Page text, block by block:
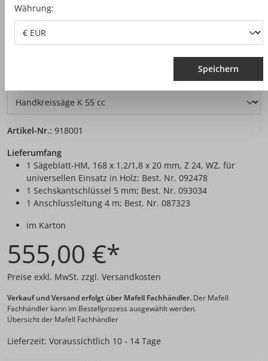
Artikel-Nr.: 918001
Lieferumfang
1 Sägeblatt-HM, 168 x 1,2/1,8 x 20 mm, Z 24, WZ, für
universellen Einsatz in Holz; Best. Nr. 092478
1 Sechskantschlüssel 5 mm; Best. Nr. 093034
1 Anschlussleitung 4 m; Best. Nr. 087323
im Karton
555,00 €*
Preise exkl. MwSt. zzgl. Versandkosten
Verkauf und Versand erfolgt über Mafell Fachhändler. Der Mafell
Fachhändler kann im Bestellprozess ausgewählt werden.
Übersicht der Mafell Fachhändler
Lieferzeit: Voraussichtlich 10 - 14 Tage
Währung:
Speichern